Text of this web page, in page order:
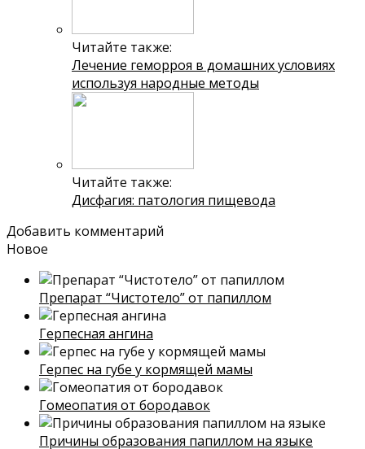
Читайте также:
Лечение геморроя в домашних условиях
используя народные методы
Читайте также:
Дисфагия: патология пищевода
Добавить комментарий
Новое
Препарат “Чистотело” от папиллом
Герпесная ангина
Герпес на губе у кормящей мамы
Гомеопатия от бородавок
Причины образования папиллом на языке